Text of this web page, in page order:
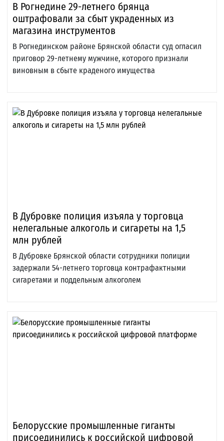
В Рогнедине 29-летнего брянца
оштрафовали за сбыт украденных из
магазина инструментов
В Рогнединском районе Брянской области суд огласил
приговор 29-летнему мужчине, которого признали
виновным в сбыте краденого имущества
В Дубровке полиция изъяла у торговца
нелегальные алкоголь и сигареты на 1,5
млн рублей
В Дубровке Брянской области сотрудники полиции
задержали 54-летнего торговца контрафактными
сигаретами и поддельным алкоголем
Белорусские промышленные гиганты
присоединились к российской цифровой